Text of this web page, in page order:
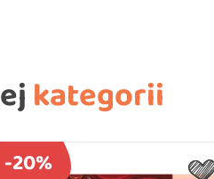
kategorii
-20%